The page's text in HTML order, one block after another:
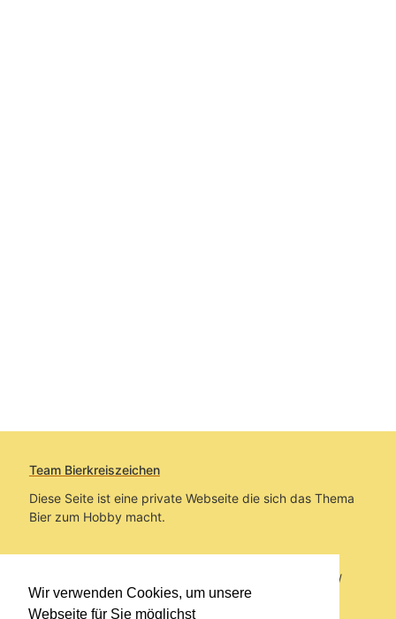
Wir verwenden Cookies, um unsere
Webseite für Sie möglichst
Team Bierkreiszeichen
Diese Seite ist eine private Webseite die sich das Thema
Bier zum Hobby macht.
Sie befinden sich auf https://www.bierkreiszeichen.at/
im Pfad:Bierkreiszeichen/Gesammelte Biere